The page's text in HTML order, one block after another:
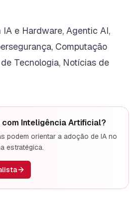
IA e Hardware, Agentic AI,
Computação
Tecnologia, Notícias de
Inteligência Artificial?
podem orientar a adoção de IA no
estratégica.